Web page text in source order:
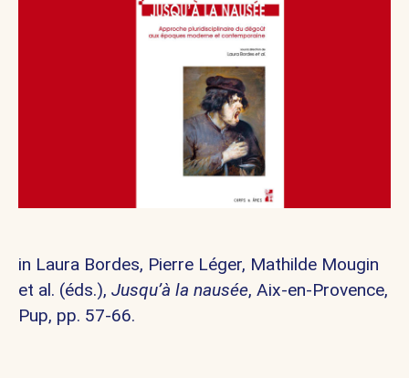
in Laura Bordes, Pierre Léger, Mathilde Mougin
et al. (éds.), Jusqu’à la nausée, Aix-en-Provence,
Pup, pp. 57-66.